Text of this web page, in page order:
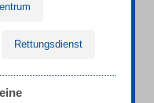
Rettungsdienst